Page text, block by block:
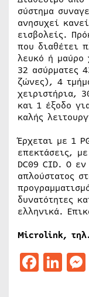
σύστημα
ανησυχεί
εισβολείς.
που διαθέτει
λευκό ή μαύρο
32 ασύρματες
ζώνες), 4
χειριστήρια,
και 1 έξοδο
καλής
Έρχεται με 1
επεκτάσεις,
DC09 CID. Ο
απλούστατος
δυνατότητες
ελληνικά.
Microlink,